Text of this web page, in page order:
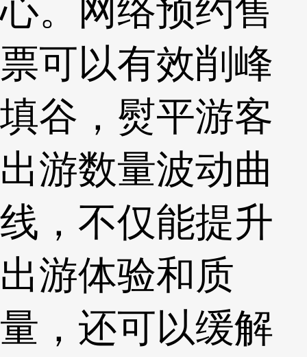
心。网络预约售
票可以有效削峰
填谷，熨平游客
出游数量波动曲
线，不仅能提升
出游体验和质
量，还可以缓解